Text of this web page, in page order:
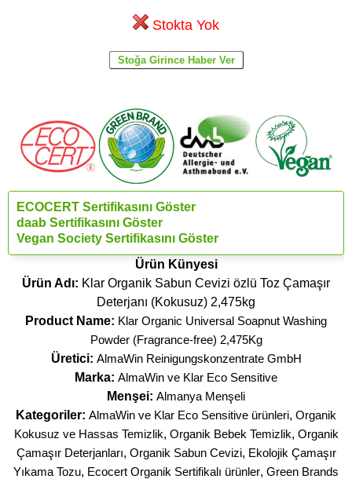
Stokta Yok
ECOCERT Sertifikasını Göster
daab Sertifikasını Göster
Vegan Society Sertifikasını Göster
Ürün Künyesi
Ürün Adı: Klar Organik Sabun Cevizi özlü Toz Çamaşır
Deterjanı (Kokusuz) 2,475kg
Product Name: Klar Organic Universal Soapnut Washing
Powder (Fragrance-free) 2,475Kg
Üretici: AlmaWin Reinigungskonzentrate GmbH
Marka: AlmaWin ve Klar Eco Sensitive
Menşei: Almanya Menşeli
Kategoriler: AlmaWin ve Klar Eco Sensitive ürünleri, Organik
Kokusuz ve Hassas Temizlik, Organik Bebek Temizlik, Organik
Çamaşır Deterjanları, Organik Sabun Cevizi, Ekolojik Çamaşır
Yıkama Tozu, Ecocert Organik Sertifikalı ürünler, Green Brands